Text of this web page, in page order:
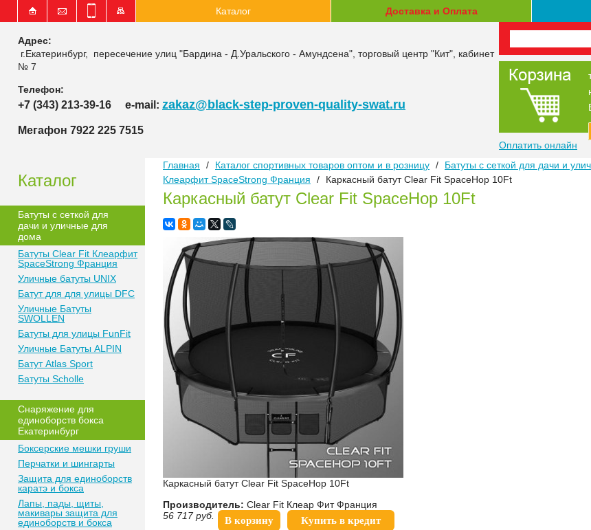
Каталог Доставка и Оплата
Адрес:
г.Екатеринбург, пересечение улиц "Бардина - Д.Уральского - Амундсена", торговый центр "Кит", кабинет
№ 7
Телефон:
+7 (343) 213-39-16 e-mail: zakaz@black-step-proven-quality-swat.ru
Мегафон 7922 225 7515
Оплатить онлайн
Каталог
Батуты с сеткой для
дачи и уличные для
дома
Батуты Clear Fit Клеарфит
SpaceStrong Франция
Уличные батуты UNIX
Батут для для улицы DFC
Уличные Батуты
SWOLLEN
Батуты для улицы FunFit
Уличные Батуты ALPIN
Батут Atlas Sport
Батуты Scholle
Снаряжение для
единоборств бокса
Екатеринбург
Боксерские мешки груши
Перчатки и шингарты
Защита для единоборств
каратэ и бокса
Лапы, пады, щиты,
макивары защита для
единоборств и бокса
Главная / Каталог спортивных товаров оптом и в розницу / Батуты с сеткой для дачи и
Клеарфит SpaceStrong Франция
/ Каркасный батут Clear Fit SpaceHop 10Ft
Каркасный батут Clear Fit SpaceHop 10Ft
Каркасный батут Clear Fit SpaceHop 10Ft
Производитель: Clear Fit Клеар Фит Франция
56 717 руб. В корзину
Купить в кредит